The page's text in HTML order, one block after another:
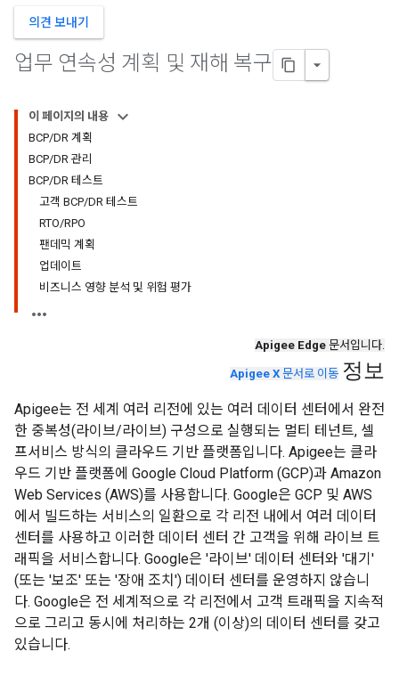
의견 보내기
업무 연속성 계획 및 재해 복구
이 페이지의 내용
BCP/DR 계획
BCP/DR 관리
BCP/DR 테스트
고객 BCP/DR 테스트
RTO/RPO
팬데믹 계획
업데이트
비즈니스 영향 분석 및 위험 평가
Apigee Edge 문서입니다.
Apigee X 문서로 이동 정보
Apigee는 전 세계 여러 리전에 있는 여러 데이터 센터에서 완전
한 중복성(라이브/라이브) 구성으로 실행되는 멀티 테넌트, 셀
프서비스 방식의 클라우드 기반 플랫폼입니다. Apigee는 클라
우드 기반 플랫폼에 Google Cloud Platform (GCP)과 Amazon
Web Services (AWS)를 사용합니다. Google은 GCP 및 AWS
에서 빌드하는 서비스의 일환으로 각 리전 내에서 여러 데이터
센터를 사용하고 이러한 데이터 센터 간 고객을 위해 라이브 트
래픽을 서비스합니다. Google은 '라이브' 데이터 센터와 '대기'
(또는 '보조' 또는 '장애 조치') 데이터 센터를 운영하지 않습니
다. Google은 전 세계적으로 각 리전에서 고객 트래픽을 지속적
으로 그리고 동시에 처리하는 2개 (이상)의 데이터 센터를 갖고
있습니다.